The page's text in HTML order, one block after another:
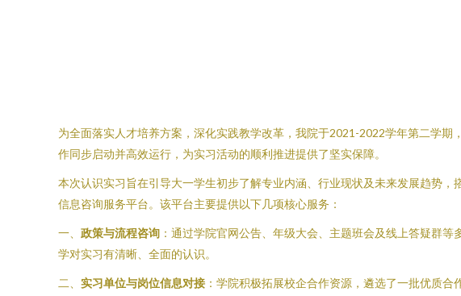
为全面落实人才培养方案，深化实践教学改革，我院于2021-2022学年第二学
作同步启动并高效运行，为实习活动的顺利推进提供了坚实保障。
本次认识实习旨在引导大一学生初步了解专业内涵、行业现状及未来发展趋势
信息咨询服务平台。该平台主要提供以下几项核心服务：
一、 政策与流程咨询 ：通过学院官网公告、年级大会、主题班会及线上答疑群
学对实习有清晰、全面的认识。
二、 实习单位与岗位信息对接 ：学院积极拓展校企合作资源，遴选了一批优质